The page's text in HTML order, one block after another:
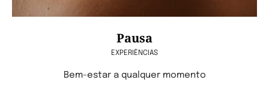
Pausa
EXPERIÊNCIAS
Bem-estar a qualquer momento